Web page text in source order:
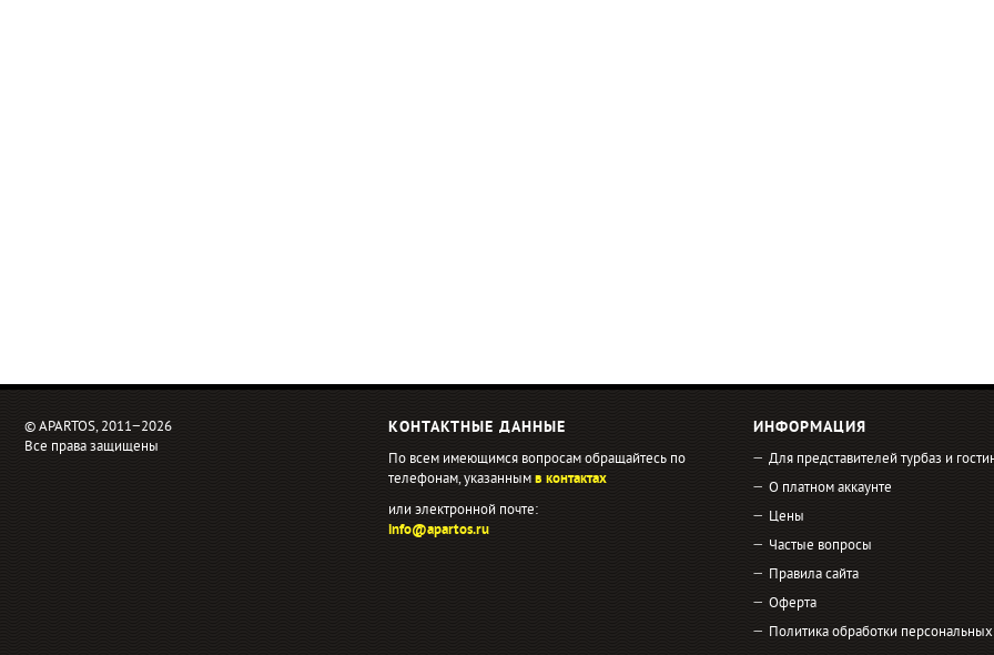
© APARTOS, 2011−2026
Все права защищены
КОНТАКТНЫЕ ДАННЫЕ
По всем имеющимся вопросам обращайтесь по
телефонам, указаннымв контактах
или электронной почте:
info@apartos.ru
ИНФОРМАЦИЯ
Для представителей турбаз и
О платном аккаунте
Цены
Частые вопросы
Правила сайта
Оферта
Политика обработки